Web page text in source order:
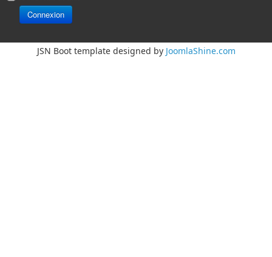
Connexion
JSN Boot template designed by JoomlaShine.com